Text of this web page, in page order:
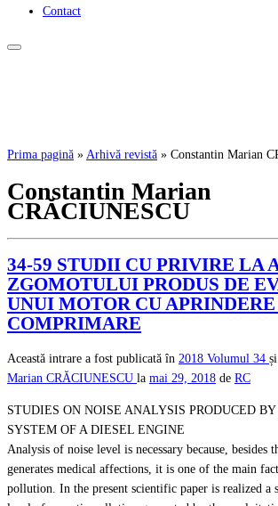
Contact
Prima pagină » Arhivă revistă » Constantin Marian
Constantin Marian
CRĂCIUNESCU
34-59 STUDII CU PRIVIRE LA
ZGOMOTULUI PRODUS DE
UNUI MOTOR CU
COMPRIMARE
Această intrare a fost publicată în 2018 Volumul 34
Marian CRĂCIUNESCU la mai 29, 2018 de RC
STUDIES ON NOISE ANALYSIS PRODUCED
SYSTEM OF A DIESEL ENGINE
Analysis of noise level is necessary because, besides
generates medical affections, it is one of the main
pollution. In the present scientific paper is realized a